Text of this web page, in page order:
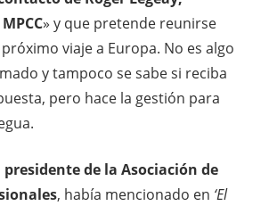
» y que pretende reunirse
viaje a Europa. No es algo
y tampoco se sabe si reciba
pero hace la gestión para
de la Asociación de
, había mencionado en ‘El